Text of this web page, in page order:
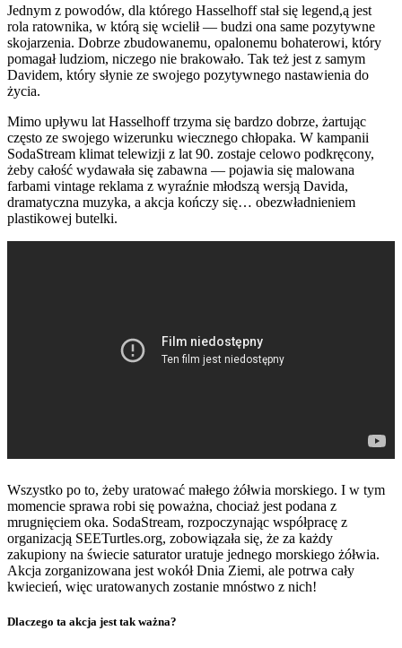
Jednym z powodów, dla którego Hasselhoff stał się legend,ą jest
rola ratownika, w którą się wcielił — budzi ona same pozytywne
skojarzenia. Dobrze zbudowanemu, opalonemu bohaterowi, który
pomagał ludziom, niczego nie brakowało. Tak też jest z samym
Davidem, który słynie ze swojego pozytywnego nastawienia do
życia.
Mimo upływu lat Hasselhoff trzyma się bardzo dobrze, żartując
często ze swojego wizerunku wiecznego chłopaka. W kampanii
SodaStream klimat telewizji z lat 90. zostaje celowo podkręcony,
żeby całość wydawała się zabawna — pojawia się malowana
farbami vintage reklama z wyraźnie młodszą wersją Davida,
dramatyczna muzyka, a akcja kończy się… obezwładnieniem
plastikowej butelki.
Wszystko po to, żeby uratować małego żółwia morskiego. I w tym
momencie sprawa robi się poważna, chociaż jest podana z
mrugnięciem oka. SodaStream, rozpoczynając współpracę z
organizacją SEETurtles.org, zobowiązała się, że za każdy
zakupiony na świecie saturator uratuje jednego morskiego żółwia.
Akcja zorganizowana jest wokół Dnia Ziemi, ale potrwa cały
kwiecień, więc uratowanych zostanie mnóstwo z nich!
Dlaczego ta akcja jest tak ważna?